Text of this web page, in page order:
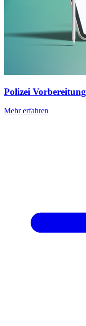
Polizei
Mehr erfahren